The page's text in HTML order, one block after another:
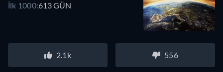
İlk 1000:613 GÜN
2.1k 556